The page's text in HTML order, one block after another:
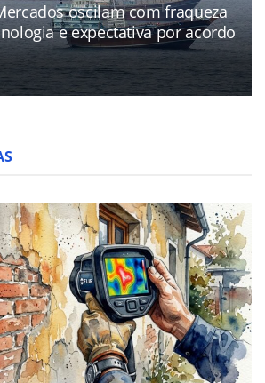
oscilam com fraqueza
e expectativa por acordo